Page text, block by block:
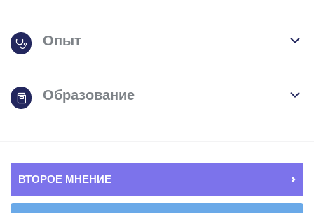
Опыт
Образование
ВТОРОЕ МНЕНИЕ